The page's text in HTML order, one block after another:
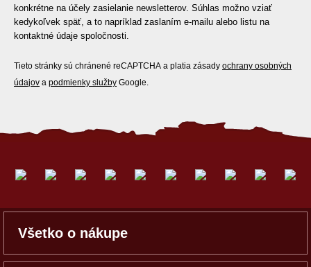
konkrétne na účely zasielanie newsletterov. Súhlas možno vziať
kedykoľvek späť, a to napríklad zaslaním e-mailu alebo listu na
kontaktné údaje spoločnosti.
Tieto stránky sú chránené reCAPTCHA a platia zásady ochrany osobných
údajov a podmienky služby Google.
Všetko o nákupe